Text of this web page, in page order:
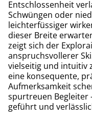
Entschlossenheit
Schwüngen oder
leichterfüssiger
dieser Breite
zeigt sich der
anspruchsvollerer
vielseitig und intuitiv
eine konsequente,
Aufmerksamkeit
spurtreuen Begleiter
geführt und